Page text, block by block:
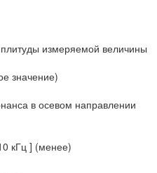
измеряемой величины
значение)
в осевом направлении
кГц ] (менее)